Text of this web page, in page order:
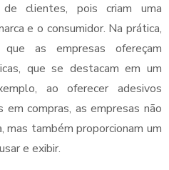
clientes, pois criam uma
e o consumidor. Na prática,
as empresas ofereçam
que se destacam em um
ao oferecer adesivos
em compras, as empresas não
mas também proporcionam um
e exibir.